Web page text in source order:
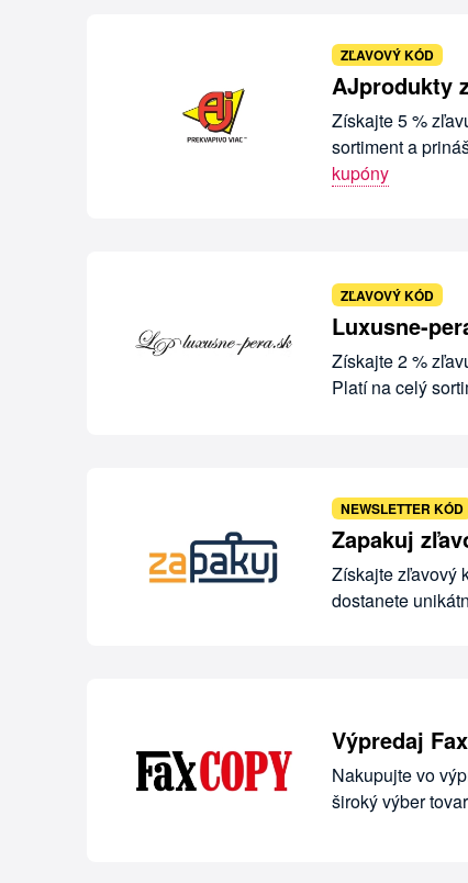
ZĽAVOVÝ KÓD
AJprodukty
Získajte 5 %
sortiment a
kupóny
ZĽAVOVÝ KÓD
Luxusne-
Získajte 2 %
Platí na celý
NEWSLETTER KÓD
Zapakuj
Získajte zľavový
dostanete
Výpredaj
Nakupujte vo
široký výber